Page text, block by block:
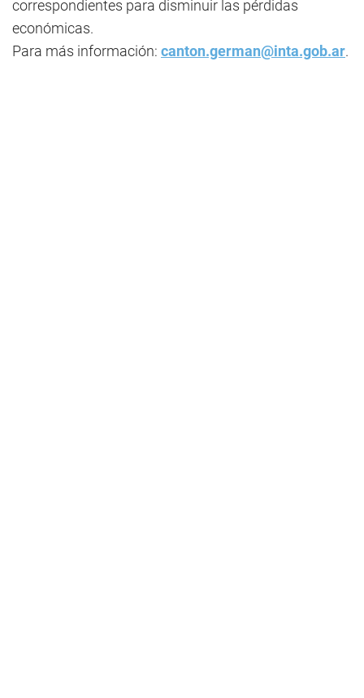
correspondientes para disminuir las pérdidas
económicas.
Para más información: canton.german@inta.gob.ar.